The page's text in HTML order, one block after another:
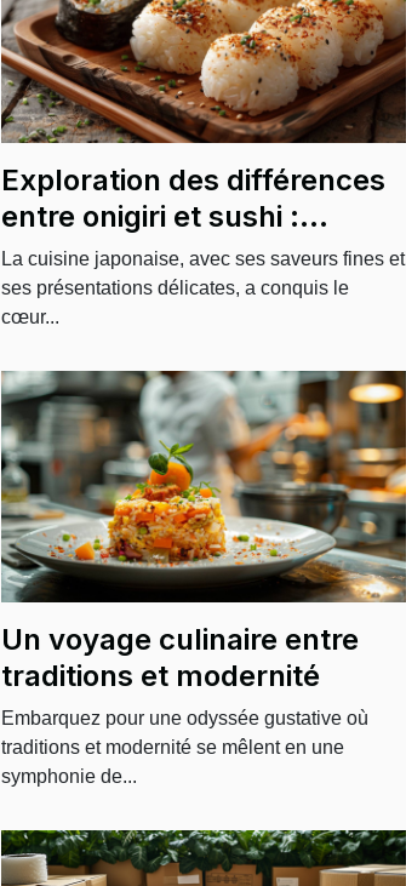
Exploration des différences
entre onigiri et sushi :
ingrédients et préparation
La cuisine japonaise, avec ses saveurs fines et
ses présentations délicates, a conquis le
cœur...
Un voyage culinaire entre
traditions et modernité
Embarquez pour une odyssée gustative où
traditions et modernité se mêlent en une
symphonie de...